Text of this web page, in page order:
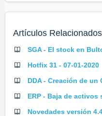
Artículos Relacionados
SGA - El stock en
Hotfix 31 - 07-01-2020
DDA - Creación de un
ERP - Baja de activos
Novedades versión